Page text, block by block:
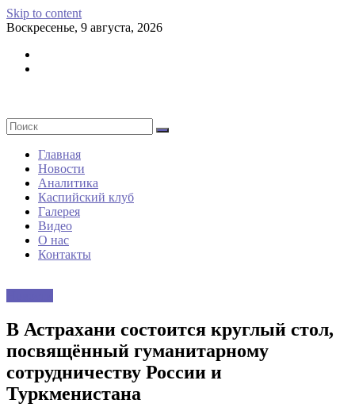
Skip to content
Воскресенье, 9 августа, 2026
Главная
Новости
Аналитика
Каспийский клуб
Галерея
Видео
О нас
Контакты
В Астрахани состоится круглый стол,
посвящённый гуманитарному
сотрудничеству России и
Туркменистана